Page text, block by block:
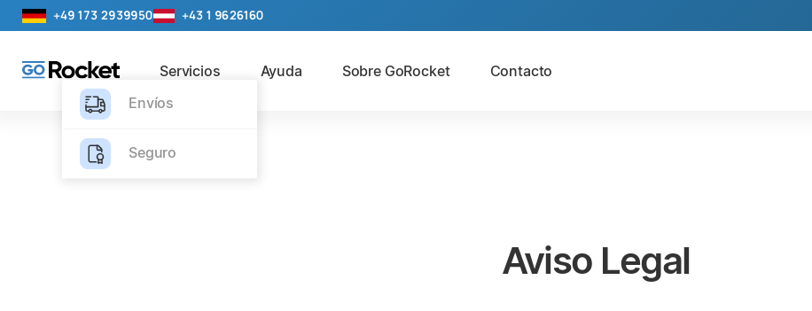
+49 173 2939950 +43 1 9626160
Servicios
Envíos
Seguro
Ayuda Sobre GoRocket Contacto
Aviso Legal